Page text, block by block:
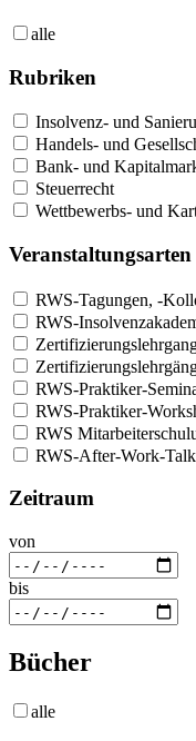
alle
Rubriken
Insolvenz- und
Handels- und
Bank- und
Steuerrecht
Wettbewerbs- und
Veranstaltungsarten
RWS-Tagungen, -
RWS-
RWS-Praktiker-
RWS-Praktiker-
RWS
RWS-After-Work-Talk
Zeitraum
von
bis
Bücher
alle